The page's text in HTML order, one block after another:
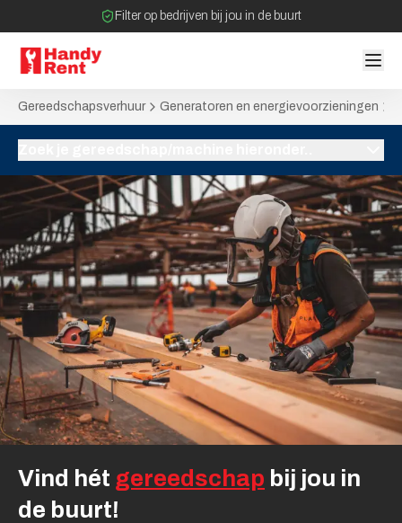
Filter op bedrijven bij jou in de buurt
Geen tussenpartijen bij verhuurovereenkomst
Gereedschapsverhuur Generatoren en energievoorzieningen
Vind hét gereedschap bij jou in
de buurt!